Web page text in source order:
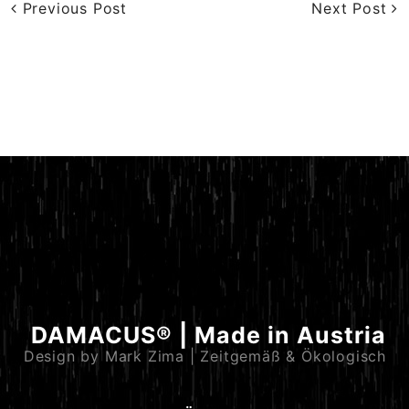
Previous Post Next Post
DAMACUS® | Made in Austria
Design by Mark Zima | Zeitgemäß & Ökologisch